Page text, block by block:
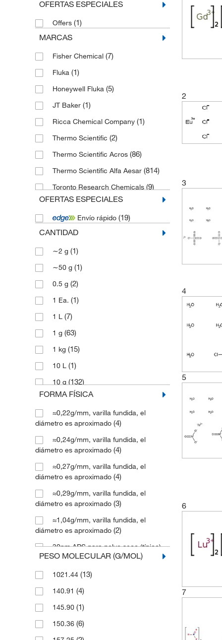
OFERTAS ESPECIALES
Offers (1)
MARCAS
Fisher Chemical (7)
Fluka (1)
Honeywell Fluka (5)
JT Baker (1)
Ricca Chemical Company (1)
Thermo Scientific (2)
Thermo Scientific Acros (86)
Thermo Scientific Alfa Aesar (814)
Toronto Research Chemicals (9)
OFERTAS ESPECIALES
Envío rápido (19)
CANTIDAD
∼2 g (1)
∼50 g (1)
0.5 g (2)
1 Ea. (1)
1 L (7)
1 g (63)
1 kg (15)
10 L (1)
10 g (132)
10 mm(5)
100 g(127)
100 mm(3)
1000 g(3)
1000 mL(1)
2 g(52)
2 x 500 g(1)
2.5 L(1)
(1)
2.5 kg(3)
25 g(159)
25 mm (5)
25 x 25 mm
FORMA FÍSICA
≈0,22g/mm, varilla fundida, el
diámetro es aproximado (4)
≈0,24g/mm, varilla fundida, el
diámetro es aproximado (4)
≈0,27g/mm, varilla fundida, el
diámetro es aproximado (4)
≈0,29g/mm, varilla fundida, el
diámetro es aproximado (3)
≈1,04g/mm, varilla fundida, el
diámetro es aproximado (2)
30nm APS para polvo seco (típico)
(2)
APS 0,07-0,1 micrómetros,polvo,S.
PESO MOLECULAR (G/MOL)
1021.44 (13)
140.91 (4)
145.90 (1)
150.36 (6)
2
3
4
5
6
7